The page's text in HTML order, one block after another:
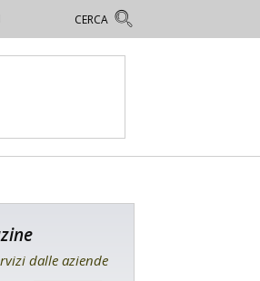
dalle aziende